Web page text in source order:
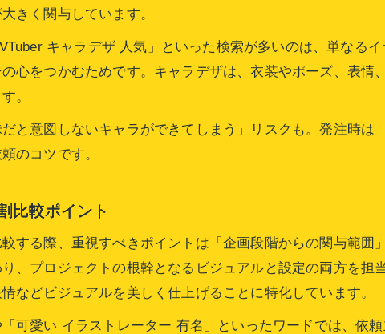
キャラデザ依頼で差がつくVTuber用提案例
発注に役立つキャラデザ依頼テンプレ活用術
キャラデザ依頼テンプレの活用メリット解説
キャラデザ依頼時のテンプレ作成ポイント
可愛い系キャラデザ依頼テンプレ例の紹介
あなたに合うキャラクター制作の依頼先とは
キャラデザ依頼先の選び方と比較ポイント
オンラインでキャラデザ依頼する際の注意点
キャラクターデザイン依頼に強い制作先の特徴
依頼内容別に見るキャラデザ発注先の選定法
きく関与しています。
キャラデザ 人気」といった検索が多いのは、単なる
心をつかむためです。キャラデザは、衣装やポーズ、表情
。
と意図しないキャラができてしまう」リスクも。発注時は
のコツです。
比較ポイント
する際、重視すべきポイントは「企画段階からの関与範囲
、プロジェクトの根幹となるビジュアルと設定の両方を担
などビジュアルを美しく仕上げることに特化しています。
可愛い イラストレーター 有名」といったワードでは、依